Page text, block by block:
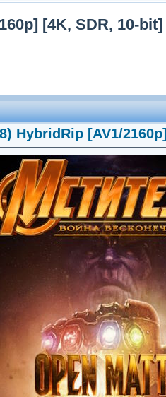
[4K, SDR, 10-bit]
HybridRip [AV1/2160p]